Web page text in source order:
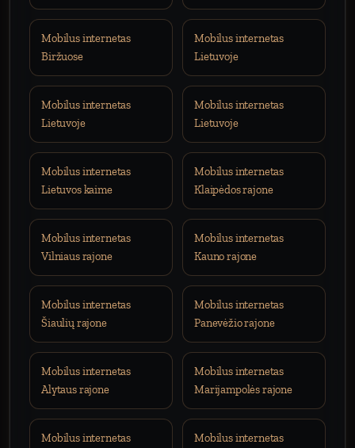
Mobilus internetas
Biržuose
Mobilus internetas
Lietuvoje
Mobilus internetas
Lietuvoje
Mobilus internetas
Lietuvoje
Mobilus internetas
Lietuvos kaime
Mobilus internetas
Klaipėdos rajone
Mobilus internetas
Vilniaus rajone
Mobilus internetas
Kauno rajone
Mobilus internetas
Šiaulių rajone
Mobilus internetas
Panevėžio rajone
Mobilus internetas
Alytaus rajone
Mobilus internetas
Marijampolės rajone
Mobilus internetas
Mobilus internetas